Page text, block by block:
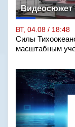
Видеосюжет
ВТ, 04.08 / 18:48
Силы
масштабным